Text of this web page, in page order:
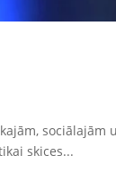
sociālajām
skices...